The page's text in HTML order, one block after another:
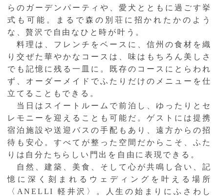
らのガーデンパーティや、愛犬とともに過ごす挙
式も可能。まるで森の別荘に招かれたかのよう
な、贅沢で自由なひと時が叶う。
料理は、フレンチをベースに、信州の食材を織
り交ぜた華やかなコースは、味はもちろん美しさ
でも記憶に残る一皿に。既存のコースにとらわれ
ず、オーダーメイドでふたりだけのメニューを仕
立てることもできる。
当日はスイートルームで前泊し、ゆったりとセ
レモニーを迎えることも可能だ。ゲストには提携
宿泊施設や送迎バスの手配もあり、遠方からの招
待も安心。すべてが整った空間だからこそ、ふた
りは自分たちらしい門出を自由に表現できる。
自然、建築、美食、そして心が共鳴し合い、記
憶に深く刻まれるウェディングを叶える場所
〈ANELLI 軽井沢〉。人生の始まりにふさわし